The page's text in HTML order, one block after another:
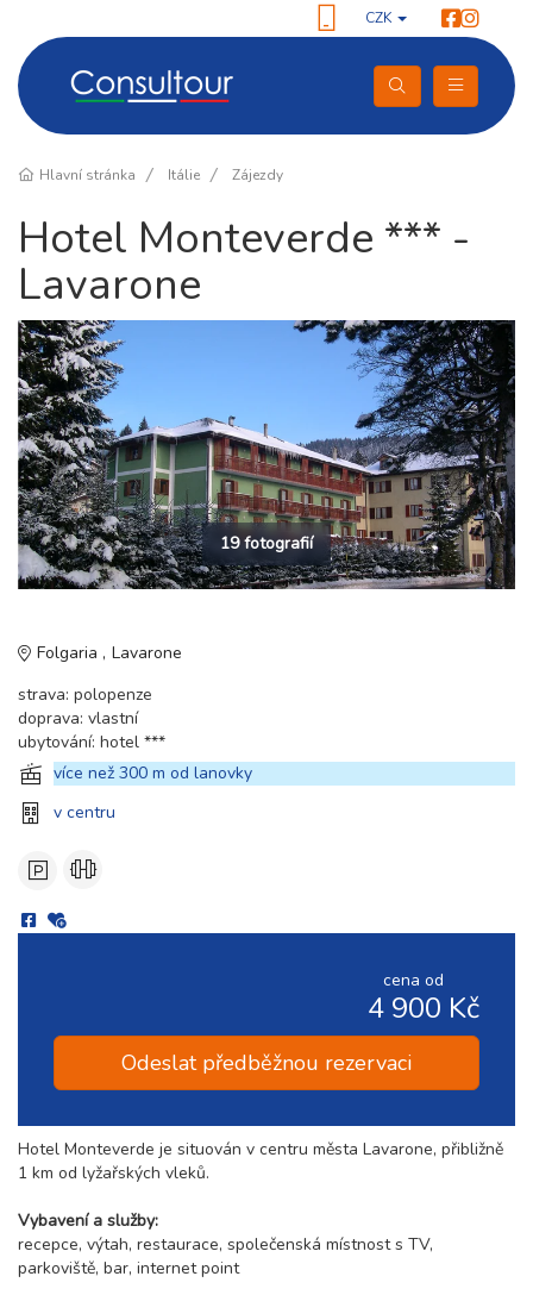
CZK
Hlavní stránka Itálie Zájezdy
Hotel Monteverde *** -
Lavarone
19 fotografií
Folgaria
Lavarone
strava: polopenze
doprava: vlastní
ubytování: hotel ***
více než 300 m od lanovky
v centru
cena od
4 900 Kč
Odeslat předběžnou rezervaci
Hotel Monteverde je situován v centru města Lavarone, přibližně
1 km od lyžařských vleků.
Vybavení a služby:
recepce, výtah, restaurace, společenská místnost s TV,
parkoviště, bar, internet point